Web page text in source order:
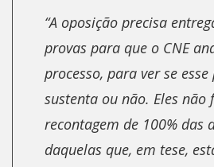
“A oposição precisa
provas para que o CNE
processo, para ver se esse
sustenta ou não. Eles
recontagem de 100% das
daquelas que, em tese,